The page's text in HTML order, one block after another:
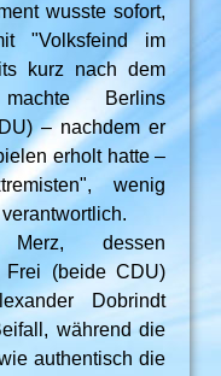
wusste sofort,
"Volksfeind im
kurz nach dem
Berlins
– nachdem er
erholt hatte –
wenig
Merz, dessen
Frei (beide CDU)
Dobrindt
während die
authentisch die